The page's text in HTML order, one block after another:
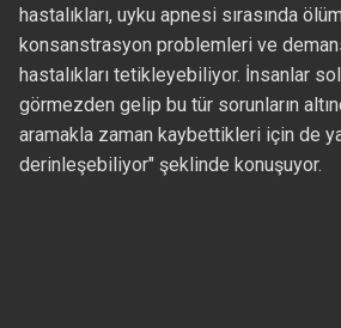
hastalıkları, uyku apnesi sırasında
konsanstrasyon problemleri ve
hastalıkları tetikleyebiliyor. İnsanlar
görmezden gelip bu tür sorunların
aramakla zaman kaybettikleri için de
derinleşebiliyor" şeklinde konuşuyor.